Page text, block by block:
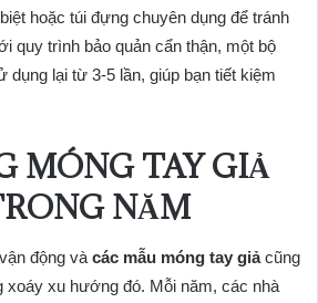
hoặc túi đựng chuyên dụng để tránh
quy trình bảo quản cẩn thận, một bộ
dụng lại từ 3-5 lần, giúp bạn tiết kiệm
MÓNG TAY GIẢ
NĂM
động và các mẫu móng tay giảcũng
xoáy xu hướng đó. Mỗi năm, các nhà